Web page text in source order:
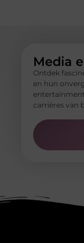
Media
Ontdek
en hun
carrières van